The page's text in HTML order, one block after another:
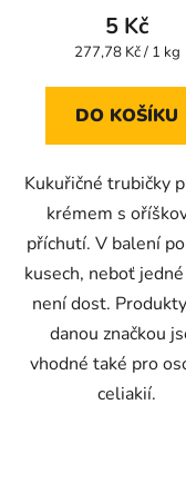
produktu
je
z
5 Kč
Měrná
277,78 Kč / 1 kg
DO KOŠÍKU
Kukuřičné trubičky
krémem s
příchutí. V balení
kusech, neboť
není dost.
danou značkou
vhodné také pro
celiakií.